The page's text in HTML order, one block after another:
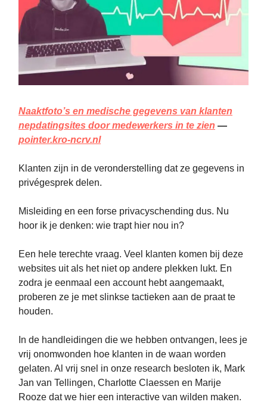
Naaktfoto’s en medische gegevens van klanten
nepdatingsites door medewerkers in te zien —
pointer.kro-ncrv.nl
Klanten zijn in de veronderstelling dat ze gegevens in
privégesprek delen.
Misleiding en een forse privacyschending dus. Nu
hoor ik je denken: wie trapt hier nou in?
Een hele terechte vraag. Veel klanten komen bij deze
websites uit als het niet op andere plekken lukt. En
zodra je eenmaal een account hebt aangemaakt,
proberen ze je met slinkse tactieken aan de praat te
houden.
In de handleidingen die we hebben ontvangen, lees je
vrij onomwonden hoe klanten in de waan worden
gelaten. Al vrij snel in onze research besloten ik, Mark
Jan van Tellingen, Charlotte Claessen en Marije
Rooze dat we hier een interactive van wilden maken.